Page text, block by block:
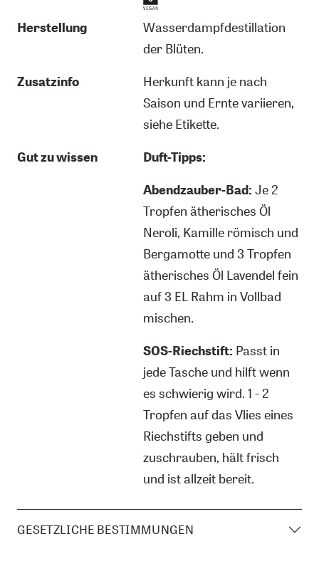
Herstellung
Wasserdampfdestillation
der Blüten.
Zusatzinfo
Herkunft kann je nach
Saison und Ernte variieren,
siehe Etikette.
Gut zu wissen
Duft-Tipps:
Abendzauber-Bad: Je 2
Tropfen ätherisches Öl
Neroli, Kamille römisch und
Bergamotte und 3 Tropfen
ätherisches Öl Lavendel fein
auf 3 EL Rahm in Vollbad
mischen.
SOS-Riechstift: Passt in
jede Tasche und hilft wenn
es schwierig wird. 1 - 2
Tropfen auf das Vlies eines
Riechstifts geben und
zuschrauben, hält frisch
und ist allzeit bereit.
GESETZLICHE BESTIMMUNGEN